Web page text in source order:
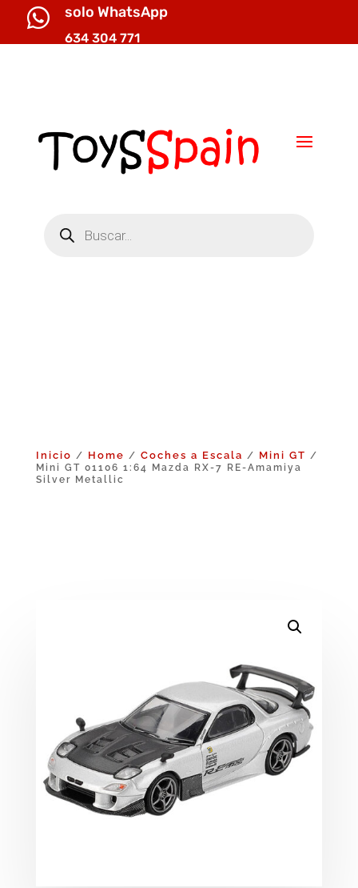
 solo WhatsApp
634 304 771
productos
Inicio / Home / Coches a Escala / Mini GT /
Mini GT 01106 1:64 Mazda RX-7 RE-Amamiya
Silver Metallic